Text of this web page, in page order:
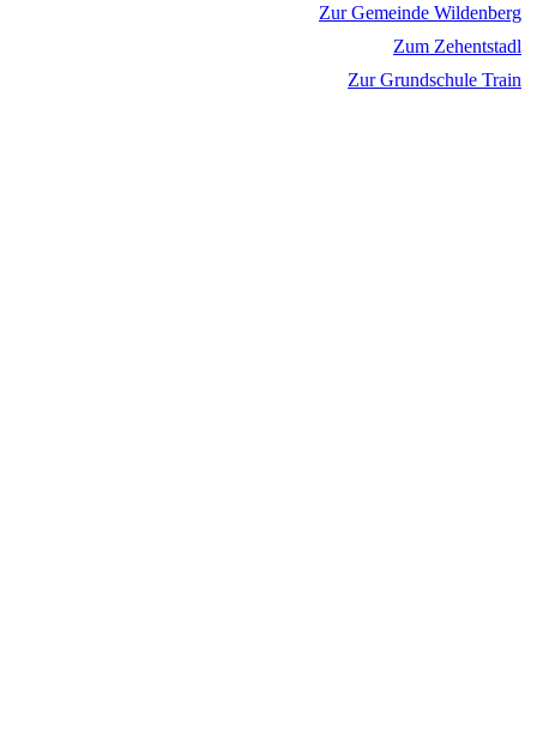
Zur Gemeinde Wildenberg
Zum Zehentstadl
Zur Grundschule Train